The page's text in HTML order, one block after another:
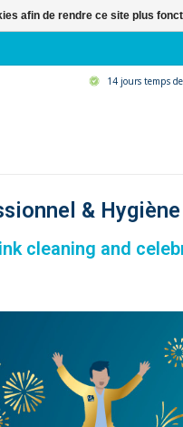
14 jours temps
&
cleaning and
afin de rendre ce site plus